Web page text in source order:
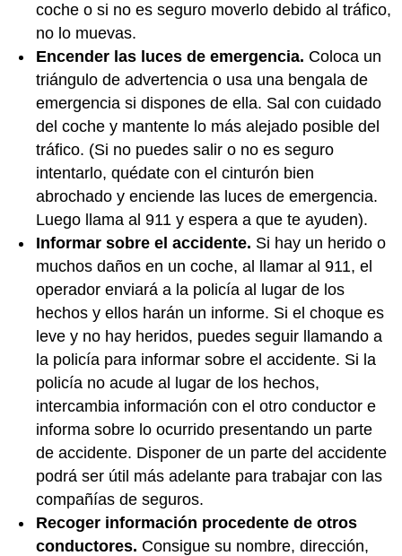
coche o si no es seguro moverlo debido al tráfico,
no lo muevas.
Encender las luces de emergencia. Coloca un
triángulo de advertencia o usa una bengala de
emergencia si dispones de ella. Sal con cuidado
del coche y mantente lo más alejado posible del
tráfico. (Si no puedes salir o no es seguro
intentarlo, quédate con el cinturón bien
abrochado y enciende las luces de emergencia.
Luego llama al 911 y espera a que te ayuden).
Informar sobre el accidente. Si hay un herido o
muchos daños en un coche, al llamar al 911, el
operador enviará a la policía al lugar de los
hechos y ellos harán un informe. Si el choque es
leve y no hay heridos, puedes seguir llamando a
la policía para informar sobre el accidente. Si la
policía no acude al lugar de los hechos,
intercambia información con el otro conductor e
informa sobre lo ocurrido presentando un parte
de accidente. Disponer de un parte del accidente
podrá ser útil más adelante para trabajar con las
compañías de seguros.
Recoger información procedente de otros
conductores. Consigue su nombre, dirección,